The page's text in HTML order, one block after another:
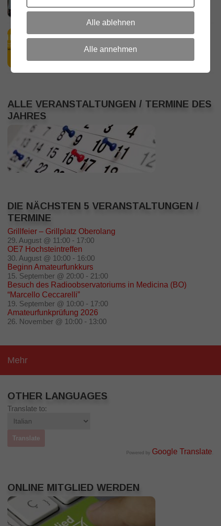
18. JULI 2026
HamRadio Friedrichshafen 2026
11. JULI 2026
ALLE VERANSTALTUNGEN / TERMINE DES
JAHRES
DIE NÄCHSTEN 5 VERANSTALTUNGEN /
TERMINE
Grillfeier – Grillplatz Oberolang
29. August @ 11:00 - 17:00
OE7 Hochsteintreffen
30. August @ 10:00 - 16:00
Beginn Amateurfunkkurs
15. September @ 20:00 - 21:00
Besuch des Radioobservatoriums in Medicina (BO)
“Marcello Ceccarelli”
19. September @ 10:00 - 17:00
Amateurfunkprüfung 2026
26. November @ 10:00 - 13:00
Mehr
OTHER LANGUAGES
Translate to:
Powered by Google Translate
ONLINE MITGLIED WERDEN
Alle ablehnen
Alle annehmen